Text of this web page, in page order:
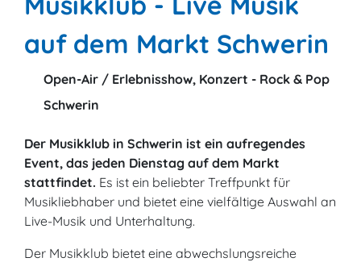
auf dem Markt Schwerin
Open-Air / Erlebnisshow, Konzert - Rock & Pop
Schwerin
Der Musikklub in Schwerin ist ein aufregendes
Event, das jeden Dienstag auf dem Markt
stattfindet. Es ist ein beliebter Treffpunkt für
Musikliebhaber und bietet eine vielfältige Auswahl an
Live-Musik und Unterhaltung.
Der Musikklub bietet eine abwechslungsreiche